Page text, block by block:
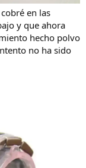
en las
y que ahora
hecho polvo
no ha sido